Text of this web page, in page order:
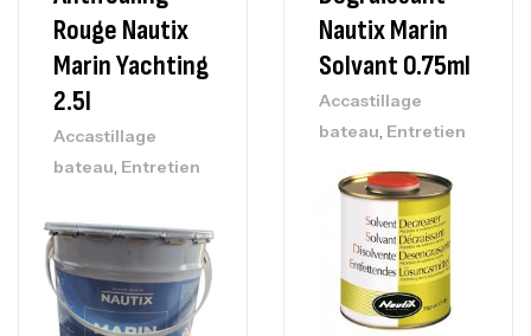
Rouge Nautix
Marin Yachting
2.5l
Accastillage
bateau, Entretien
Nautix Marin
Solvant 0.75ml
Accastillage
bateau, Entretien